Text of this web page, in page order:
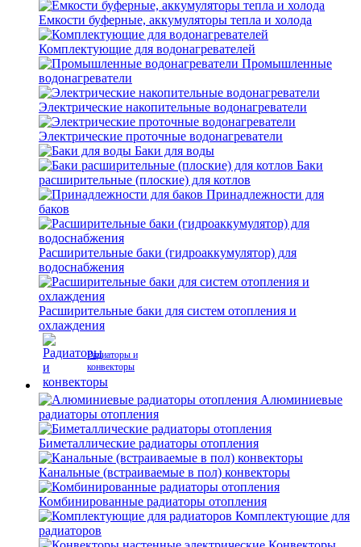
Емкости буферные, аккумуляторы тепла и холода
Комплектующие для водонагревателей
Промышленные
водонагреватели
Электрические накопительные водонагреватели
Электрические проточные водонагреватели
Баки для воды
Баки
расширительные (плоские) для котлов
Принадлежности для
баков
Расширительные баки (гидроаккумулятор) для
водоснабжения
Расширительные баки для систем отопления и
охлаждения
Радиаторы и
конвекторы
Алюминиевые
радиаторы отопления
Биметаллические радиаторы отопления
Канальные (встраиваемые в пол) конвекторы
Комбинированные радиаторы отопления
Комплектующие для
радиаторов